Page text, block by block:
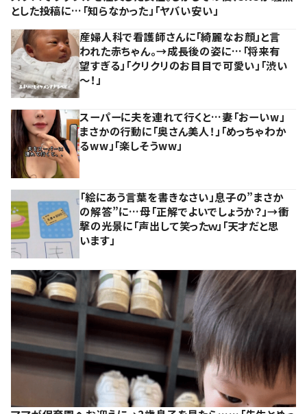
とした投稿に…「知らなかった」「ヤバい安い」
産婦人科で看護師さんに「綺麗なお顔」と言
われた赤ちゃん。→成長後の姿に…「将来有
望すぎる」「クリクリのお目目で可愛い」「渋い
～！」
スーパーに夫を連れて行くと…妻「おーいw」
まさかの行動に「奥さん美人！」「めっちゃわか
るww」「楽しそうww」
「絵にあう言葉を書きなさい」息子の”まさか
の解答”に…母「正解でよいでしょうか？」→衝
撃の光景に「声出して笑ったｗ」「天才だと思
います」